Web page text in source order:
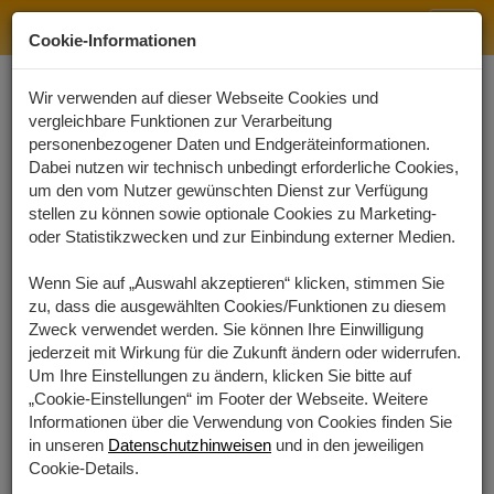
ein-/
Startseite Blog Details
07.07.2026 - 07:00
Ein Überblick
Cookie-Informationen
Wir verwenden auf dieser Webseite Cookies und
vergleichbare Funktionen zur Verarbeitung
personenbezogener Daten und Endgeräteinformationen.
Dabei nutzen wir technisch unbedingt erforderliche Cookies,
um den vom Nutzer gewünschten Dienst zur Verfügung
stellen zu können sowie optionale Cookies zu Marketing-
oder Statistikzwecken und zur Einbindung externer Medien.
Wenn Sie auf „Auswahl akzeptieren“ klicken, stimmen Sie
zu, dass die ausgewählten Cookies/Funktionen zu diesem
Zweck verwendet werden. Sie können Ihre Einwilligung
jederzeit mit Wirkung für die Zukunft ändern oder widerrufen.
Um Ihre Einstellungen zu ändern, klicken Sie bitte auf
„Cookie-Einstellungen“ im Footer der Webseite. Weitere
Informationen über die Verwendung von Cookies finden Sie
in unseren Datenschutzhinweisen und in den jeweiligen
Cookie-Details.